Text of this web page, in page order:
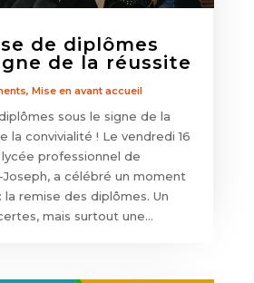
de diplômes
de la réussite
, Mise en avant accueil
sous le signe de la
la convivialité ! Le vendredi 16
professionnel de
Joseph, a célébré un moment
la remise des diplômes. Un
mais surtout une...